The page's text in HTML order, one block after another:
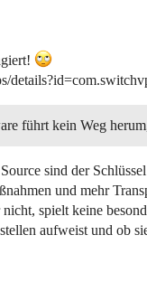
führt kein Weg
sind der
und mehr
spielt keine
aufweist und ob